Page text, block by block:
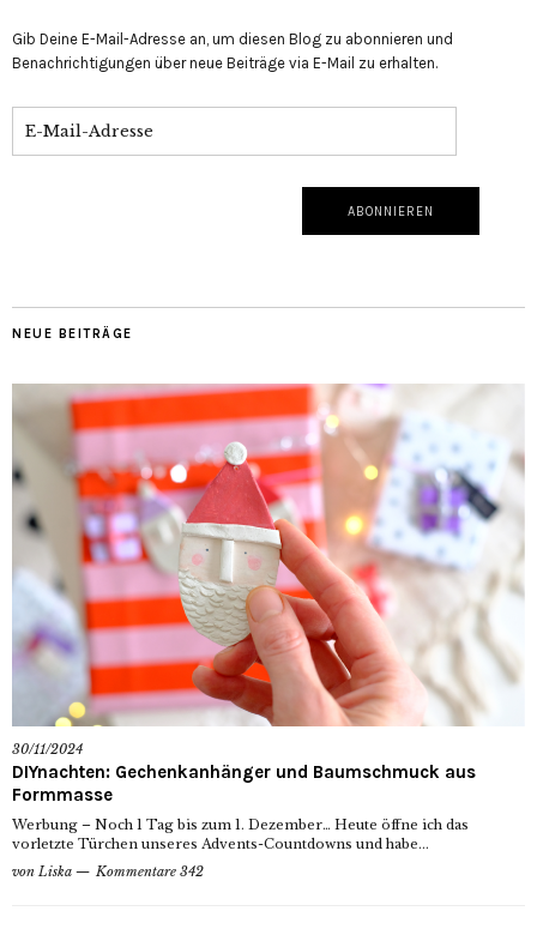
Gib Deine E-Mail-Adresse an, um diesen Blog zu abonnieren und
Benachrichtigungen über neue Beiträge via E-Mail zu erhalten.
NEUE BEITRÄGE
30/11/2024
DIYnachten: Gechenkanhänger und Baumschmuck aus
Formmasse
Werbung – Noch 1 Tag bis zum 1. Dezember… Heute öffne ich das
vorletzte Türchen unseres Advents-Countdowns und habe...
von Liska Kommentare 342